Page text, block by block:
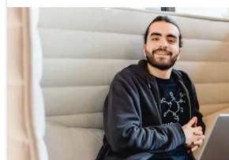
arbeiten zielorientiert zusammen.«